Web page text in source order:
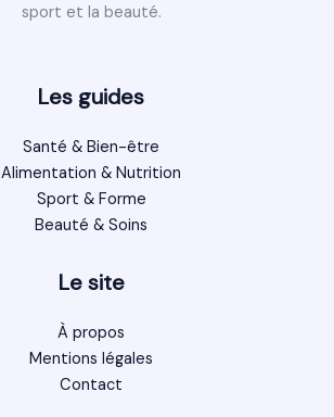
sport et la beauté.
Les guides
Santé & Bien-être
Alimentation & Nutrition
Sport & Forme
Beauté & Soins
Le site
À propos
Mentions légales
Contact